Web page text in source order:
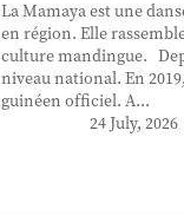
La Mamaya est une
en région. Elle
culture mandingue.
niveau national. En
guinéen officiel. A...
24 July, 2026